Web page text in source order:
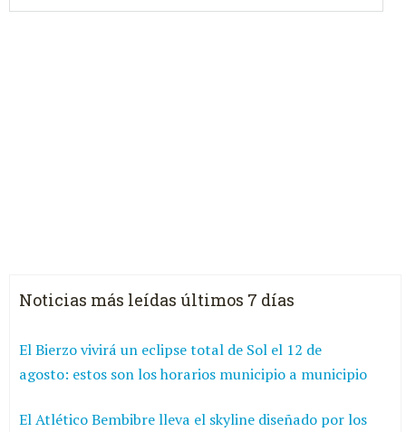
Noticias más leídas últimos 7 días
El Bierzo vivirá un eclipse total de Sol el 12 de
agosto: estos son los horarios municipio a municipio
El Atlético Bembibre lleva el skyline diseñado por los